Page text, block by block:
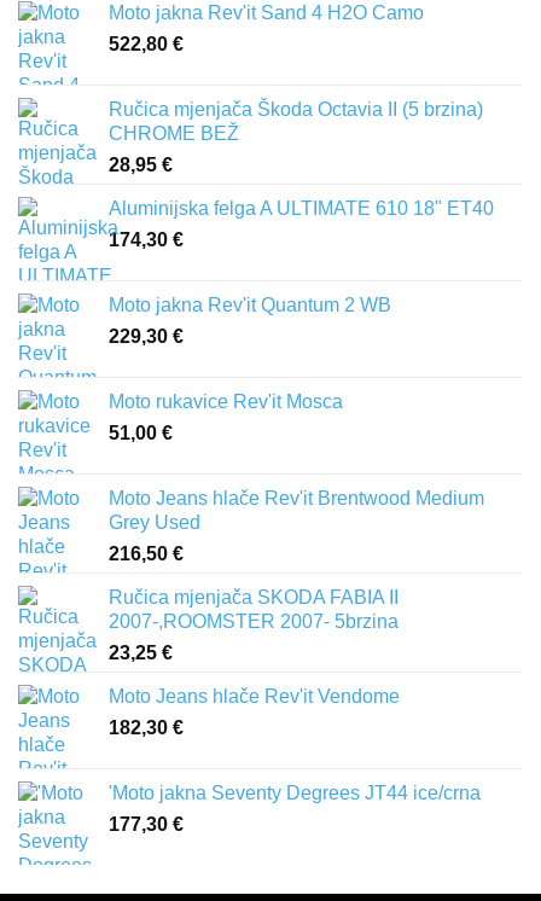
Moto jakna Rev'it Sand 4 H2O Camo
522,80 €
Ručica mjenjača Škoda Octavia II (5 brzina)
CHROME BEŽ
28,95 €
Aluminijska felga A ULTIMATE 610 18" ET40
174,30 €
Moto jakna Rev'it Quantum 2 WB
229,30 €
Moto rukavice Rev'it Mosca
51,00 €
Moto Jeans hlače Rev'it Brentwood Medium
Grey Used
216,50 €
Ručica mjenjača SKODA FABIA II
2007-,ROOMSTER 2007- 5brzina
23,25 €
Moto Jeans hlače Rev'it Vendome
182,30 €
'Moto jakna Seventy Degrees JT44 ice/crna
177,30 €